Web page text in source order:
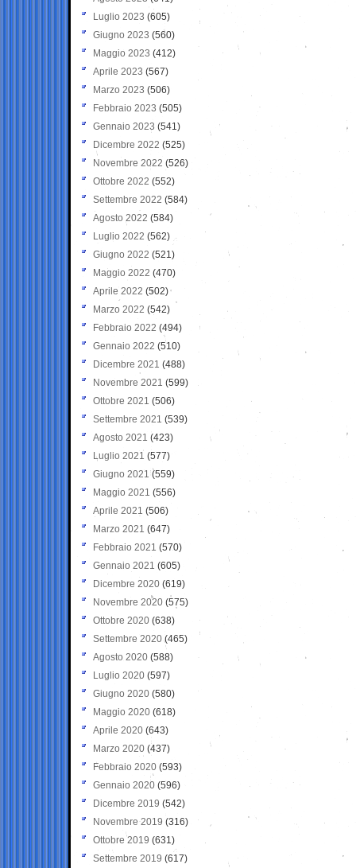
Luglio 2023 (605)
Giugno 2023 (560)
Maggio 2023 (412)
Aprile 2023 (567)
Marzo 2023 (506)
Febbraio 2023 (505)
Gennaio 2023 (541)
Dicembre 2022 (525)
Novembre 2022 (526)
Ottobre 2022 (552)
Settembre 2022 (584)
Agosto 2022 (584)
Luglio 2022 (562)
Giugno 2022 (521)
Maggio 2022 (470)
Aprile 2022 (502)
Marzo 2022 (542)
Febbraio 2022 (494)
Gennaio 2022 (510)
Dicembre 2021 (488)
Novembre 2021 (599)
Ottobre 2021 (506)
Settembre 2021 (539)
Agosto 2021 (423)
Luglio 2021 (577)
Giugno 2021(559)
Maggio 2021 (556)
Aprile 2021 (506)
Marzo 2021 (647)
Febbraio 2021 (570)
Gennaio 2021 (605)
Dicembre 2020 (619)
Novembre 2020 (575)
Ottobre 2020 (638)
Settembre 2020(465)
Agosto 2020 (588)
Luglio 2020 (597)
Giugno 2020 (580)
Maggio 2020 (618)
Aprile 2020 (643)
Marzo 2020 (437)
Febbraio 2020 (593)
Gennaio 2020 (596)
Dicembre 2019 (542)
Novembre 2019 (316)
Ottobre 2019 (631)
Settembre 2019 (617)